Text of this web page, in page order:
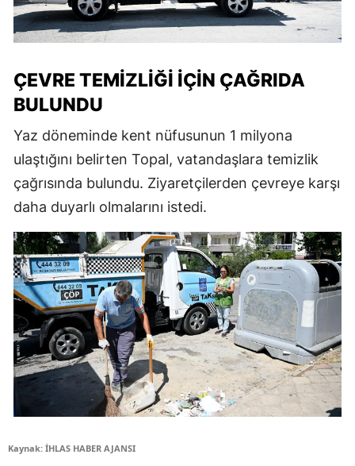
ÇEVRE TEMIZLIĞI İÇIN ÇAĞRIDA
BULUNDU
Yaz döneminde kent nüfusunun 1 milyona
ulaştığını belirten Topal, vatandaşlara temizlik
çağrısında bulundu. Ziyaretçilerden çevreye karşı
daha duyarlı olmalarını istedi.
Kaynak: İHLAS HABER AJANSI